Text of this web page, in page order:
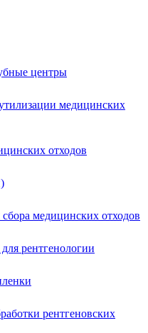
центры
медицинских
отходов
медицинских отходов
рентгенологии
рентгеновских